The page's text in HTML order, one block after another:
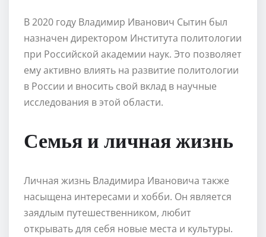
В 2020 году Владимир Иванович Сытин был
назначен директором Института политологии
при Российской академии наук. Это позволяет
ему активно влиять на развитие политологии
в России и вносить свой вклад в научные
исследования в этой области.
Семья и личная жизнь
Личная жизнь Владимира Ивановича также
насыщена интересами и хобби. Он является
заядлым путешественником, любит
открывать для себя новые места и культуры.